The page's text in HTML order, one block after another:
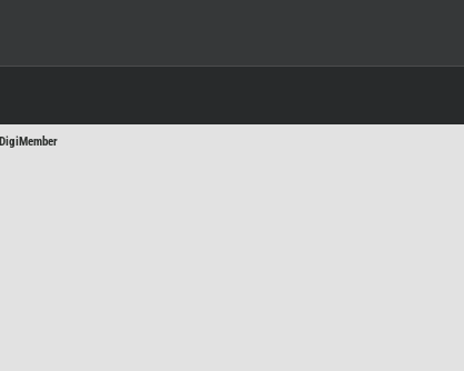
DigiMember